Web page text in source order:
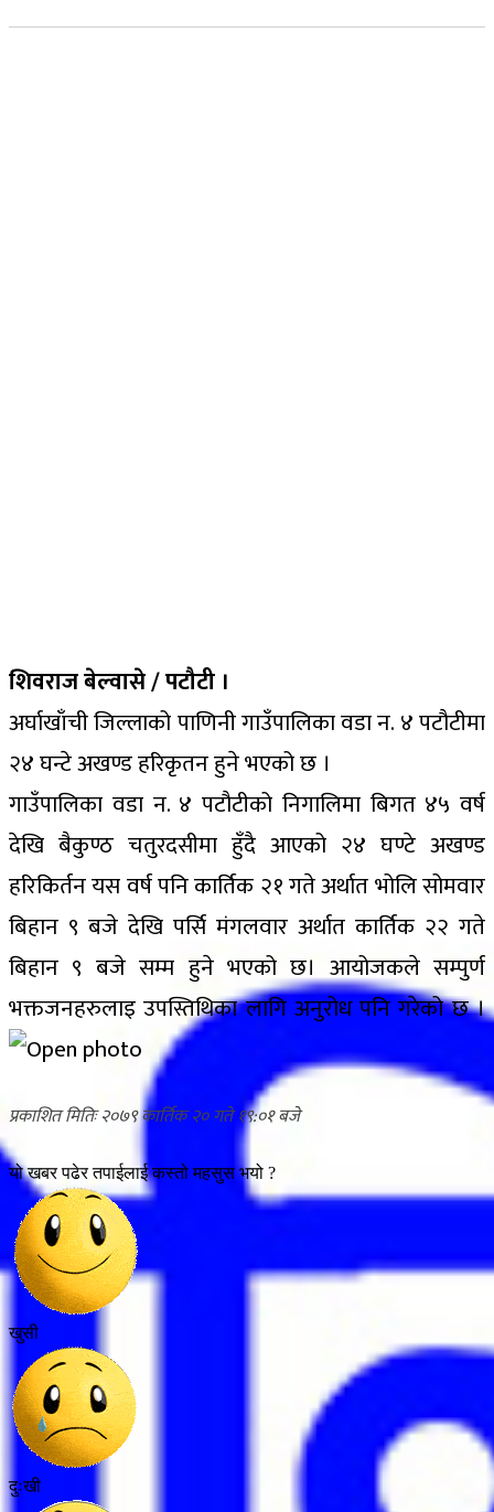
शिवराज बेल्वासे / पटौटी ।
अर्घाखाँची जिल्लाको पाणिनी गाउँपालिका वडा न. ४ पटौटीमा
२४ घन्टे अखण्ड हरिकृतन हुने भएको छ ।
गाउँपालिका वडा न. ४ पटौटीको निगालिमा बिगत ४५ वर्ष
देखि बैकुण्ठ चतुरदसीमा हुँदै आएको २४ घण्टे अखण्ड
हरिकिर्तन यस वर्ष पनि कार्तिक २१ गते अर्थात भोलि सोमवार
बिहान ९ बजे देखि पर्सि मंगलवार अर्थात कार्तिक २२ गते
बिहान ९ बजे सम्म हुने भएको छ। आयोजकले सम्पुर्ण
भक्तजनहरुलाइ उपस्तिथिका लागि अनुरोध पनि गरेको छ ।
२०७९ कार्तिक २० गते १९:०१
यो खबर पढेर तपाईलाई कस्तो महसुस भयो ?
खुसी
दुःखी